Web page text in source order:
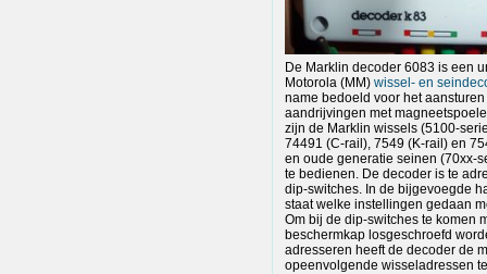
De Marklin decoder 6083 is een
Motorola (MM) wissel- en
name bedoeld voor het
aandrijvingen met
zijn de Marklin wissels (5100-
74491 (C-rail), 7549 (K-rail) en
en oude generatie seinen (70xx-
te bedienen. De decoder is te
dip-switches. In de bijgevoegde
staat welke instellingen gedaan
Om bij de dip-switches te komen
beschermkap losgeschroefd
adresseren heeft de decoder de
opeenvolgende wisseladressen